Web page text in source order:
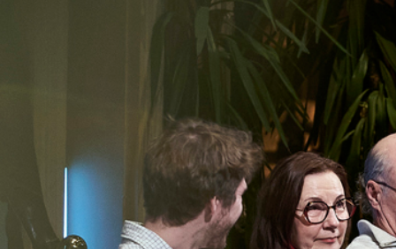
INFORMACIJA ASMENIMS SU NEGALIA
VAIKŲ TEATRO STUDIJA
Kontaktai